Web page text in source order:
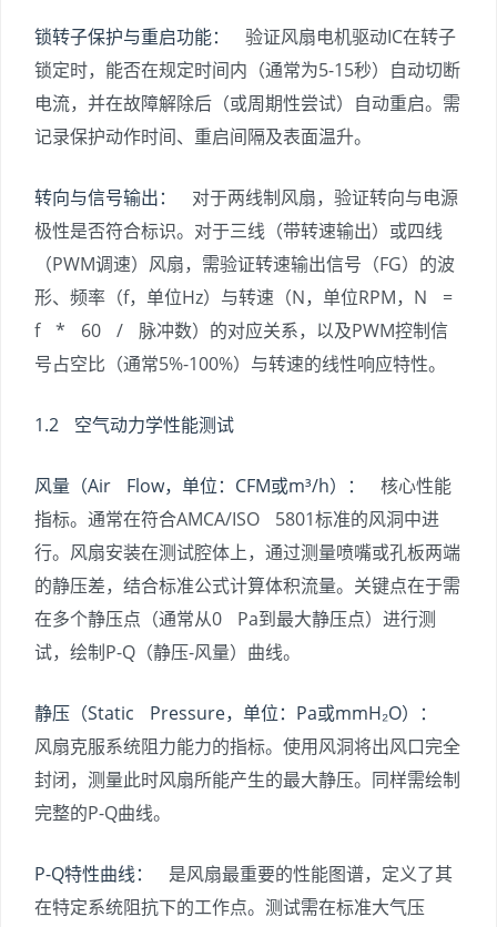
锁转子保护与重启功能：
验证风扇电机驱动IC在转子
锁定时，能否在规定时间内（通常为5-15秒）自动切断
电流，并在故障解除后（或周期性尝试）自动重启。需
记录保护动作时间、重启间隔及表面温升。
转向与信号输出：
对于两线制风扇，验证转向与电源
极性是否符合标识。对于三线（带转速输出）或四线
（PWM调速）风扇，需验证转速输出信号（FG）的波
形、频率（f，单位Hz）与转速（N，单位RPM，N =
f * 60 / 脉冲数）的对应关系，以及PWM控制信
号占空比（通常5%-100%）与转速的线性响应特性。
1.2 空气动力学性能测试
风量（Air Flow，单位：CFM或m³/h）：
核心性能
指标。通常在符合AMCA/ISO 5801标准的风洞中进
行。风扇安装在测试腔体上，通过测量喷嘴或孔板两端
的静压差，结合标准公式计算体积流量。关键点在于需
在多个静压点（通常从0 Pa到最大静压点）进行测
试，绘制P-Q（静压-风量）曲线。
静压（Static Pressure，单位：Pa或mmH₂O）：
风扇克服系统阻力能力的指标。使用风洞将出风口完全
封闭，测量此时风扇所能产生的最大静压。同样需绘制
完整的P-Q曲线。
P-Q特性曲线：
是风扇最重要的性能图谱，定义了其
在特定系统阻抗下的工作点。测试需在标准大气压